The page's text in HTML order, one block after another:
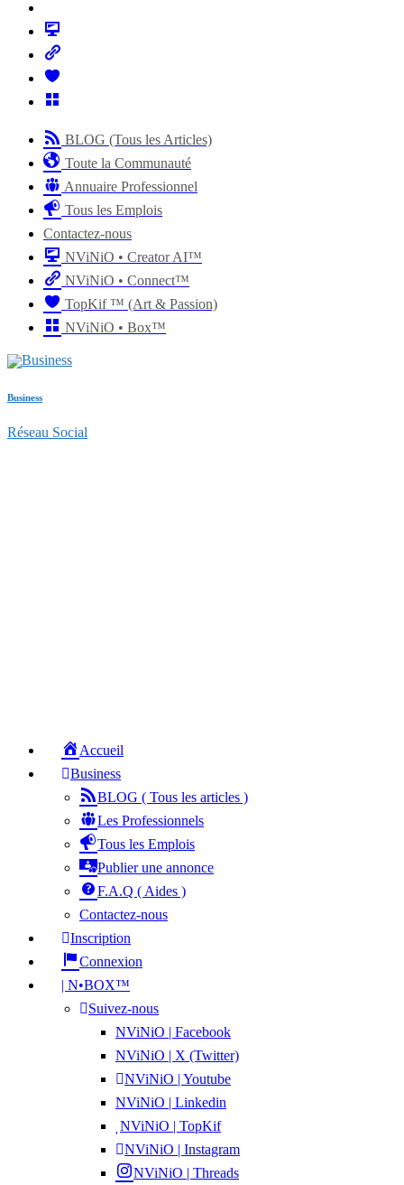
BLOG (Tous les Articles)
Toute la Communauté
Annuaire Professionnel
Tous les Emplois
Contactez-nous
NViNiO • Creator AI™
NViNiO • Connect™
TopKif ™ (Art & Passion)
NViNiO • Box™
Business
Réseau Social
Accueil
Business
BLOG ( Tous les articles )
Les Professionnels
Tous les Emplois
Publier une annonce
F.A.Q ( Aides )
Contactez-nous
Inscription
Connexion
| N•BOX™
Suivez-nous
NViNiO | Facebook
NViNiO | X (Twitter)
NViNiO | Youtube
NViNiO | Linkedin
NViNiO | TopKif
NViNiO | Instagram
NViNiO | Threads